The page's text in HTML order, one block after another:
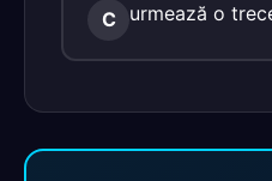
C urmează o